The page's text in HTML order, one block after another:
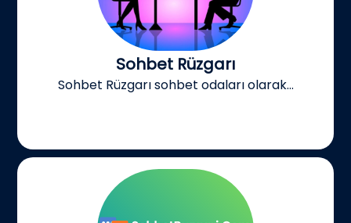
Sohbet Rüzgarı
Sohbet Rüzgarı sohbet odaları olarak...